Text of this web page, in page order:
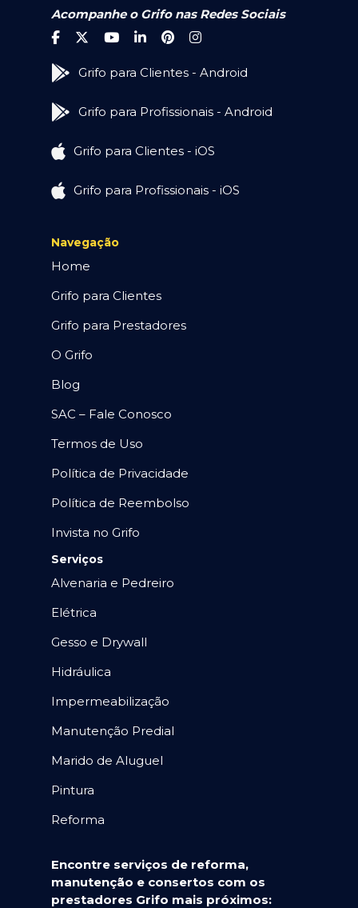
Acompanhe o Grifo nas Redes Sociais
Grifo para Clientes - Android
Grifo para Profissionais - Android
Grifo para Clientes - iOS
Grifo para Profissionais - iOS
Navegação
Home
Grifo para Clientes
Grifo para Prestadores
O Grifo
Blog
SAC – Fale Conosco
Termos de Uso
Política de Privacidade
Política de Reembolso
Invista no Grifo
Serviços
Alvenaria e Pedreiro
Elétrica
Gesso e Drywall
Hidráulica
Impermeabilização
Manutenção Predial
Marido de Aluguel
Pintura
Reforma
Encontre serviços de reforma,
manutenção e consertos com os
prestadores Grifo mais próximos: